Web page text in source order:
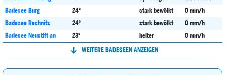
Badesee Burg 24° stark bewölkt 0 mm/h
Badesee Rechnitz 24° stark bewölkt 0 mm/h
Badesee Neustift an 23° heiter 0 mm/h
Stausee Forchtenstein 22° heiter
0 mm/h
Zicksee
22° wolkig 0 mm/h
WEITERE BADESEEN ANZEIGEN